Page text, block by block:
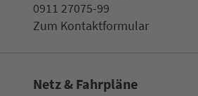
0911 27075-99
Zum Kon­taktformular
Netz & Fahrpläne